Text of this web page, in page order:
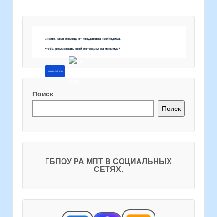
Знаете, какая помощь от государства необходима,
чтобы реализовать свой потенциал на максимум?
Напишите об этом
Поиск
Поиск
ГБПОУ РА МПТ В СОЦИАЛЬНЫХ
СЕТЯХ.